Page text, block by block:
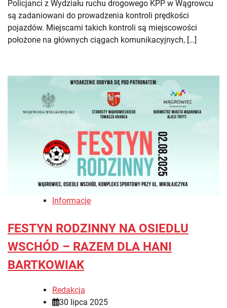
Policjanci z Wydziału ruchu drogowego KPP w Wągrowcu
są zadaniowani do prowadzenia kontroli prędkości
pojazdów. Miejscami takich kontroli są miejscowości
położone na głównych ciągach komunikacyjnych, […]
Informacje
FESTYN RODZINNY NA OSIEDLU
WSCHÓD – RAZEM DLA HANI
BARTKOWIAK
Redakcja
30 lipca 2025